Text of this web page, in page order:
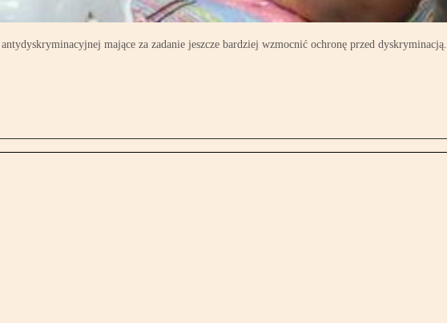
mające za zadanie jeszcze bardziej wzmocnić ochronę przed dyskryminacją.